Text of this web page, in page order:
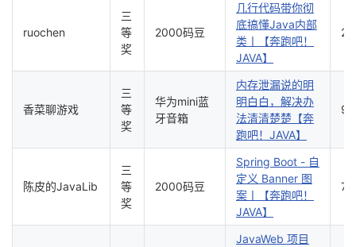
ruochen
三
等
奖
2000码豆
几行代码带你彻
底搞懂Java内部
类丨【奔跑吧！
JAVA】
25
香菜聊游戏
三
等
奖
华为mini蓝
牙音箱
内存泄漏说的明
明白白，解决办
法清清楚楚【奔
跑吧！JAVA】
9
陈皮的JavaLib
三
等
奖
2000码豆
Spring Boot - 自
定义 Banner 图
案丨【奔跑吧！
JAVA】
7
JavaWeb 项目